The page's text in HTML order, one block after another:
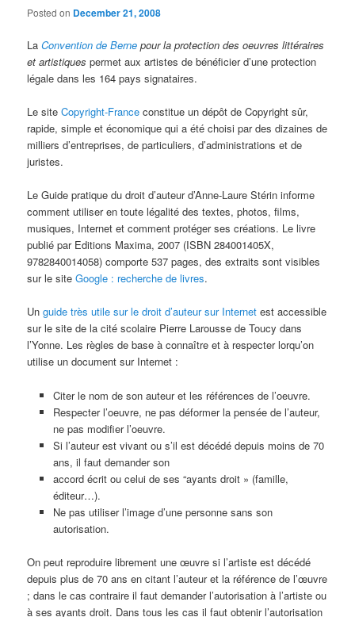
Posted on December 21, 2008
LaConvention de Berne pour la protection des oeuvres littéraires
et artistiques permet aux artistes de bénéficier d’une protection
légale dans les 164 pays signataires.
Le siteCopyright-France constitue un dépôt de Copyright sûr,
rapide, simple et économique qui a été choisi par des dizaines de
milliers d’entreprises, de particuliers, d’administrations et de
juristes.
Le Guide pratique du droit d’auteur d’Anne-Laure Stérin informe
comment utiliser en toute légalité des textes, photos, films,
musiques, Internet et comment protéger ses créations. Le livre
publié par Editions Maxima, 2007 (ISBN 284001405X,
9782840014058) comporte 537 pages, des extraits sont visibles
sur le siteGoogle : recherche de livres.
Unguide très utile sur le droit d’auteur sur Internet est accessible
sur le site de la cité scolaire Pierre Larousse de Toucy dans
l’Yonne. Les règles de base à connaître et à respecter lorqu’on
utilise un document sur Internet :
Citer le nom de son auteur et les références de l’oeuvre.
Respecter l’oeuvre, ne pas déformer la pensée de l’auteur,
ne pas modifier l’oeuvre.
Si l’auteur est vivant ou s’il est décédé depuis moins de 70
ans, il faut demander son
accord écrit ou celui de ses “ayants droit » (famille,
éditeur…).
Ne pas utiliser l’image d’une personne sans son
autorisation.
On peut reproduire librement une œuvre si l’artiste est décédé
depuis plus de 70 ans en citant l’auteur et la référence de l’œuvre
; dans le cas contraire il faut demander l’autorisation à l’artiste ou
à ses ayants droit. Dans tous les cas il faut obtenir l’autorisation